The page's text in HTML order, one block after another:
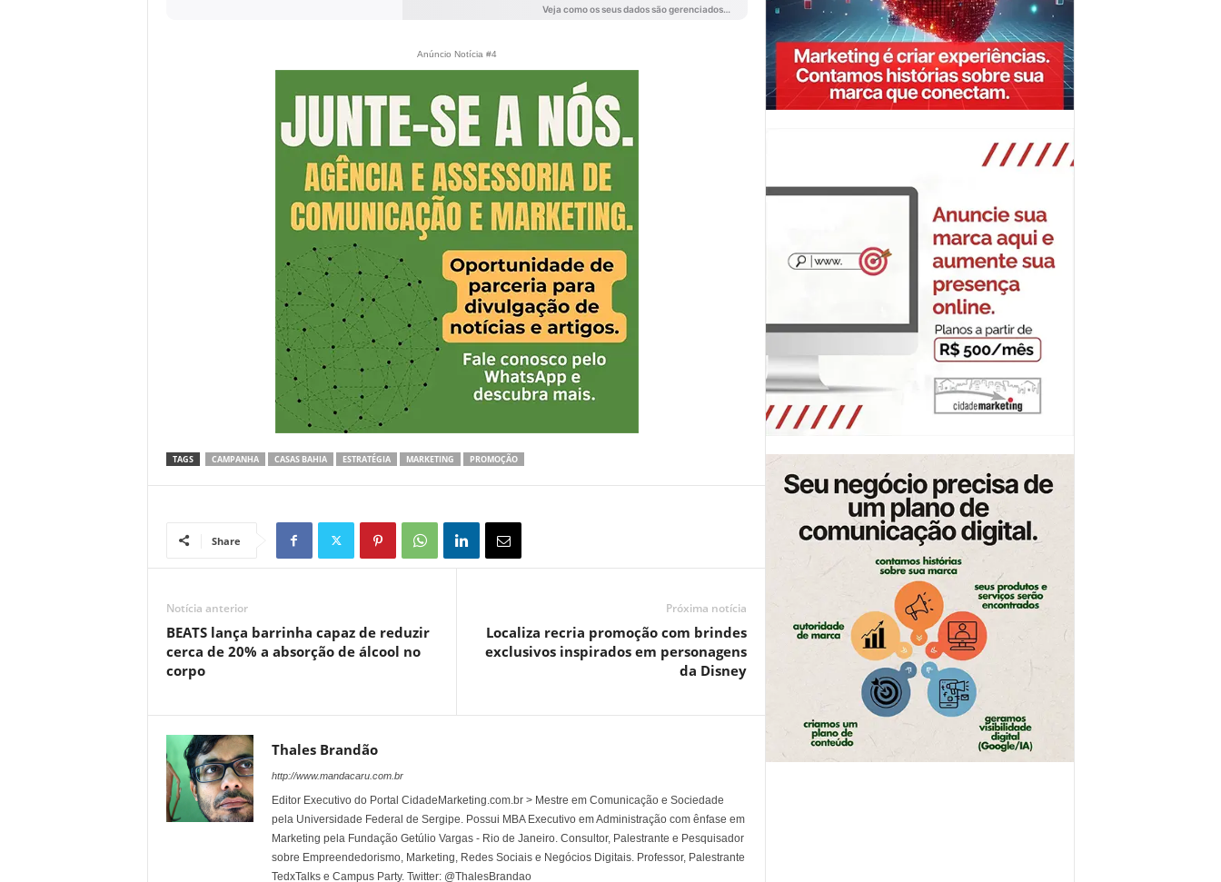
Anúncio Notícia #4
TAGS CAMPANHA CASAS BAHIA ESTRATÉGIA MARKETING PROMOÇÃO
Share
Notícia anterior
BEATS lança barrinha capaz de reduzir
cerca de 20% a absorção de álcool no
corpo
Próxima notícia
Localiza recria promoção com brindes
exclusivos inspirados em personagens
da Disney
Thales Brandão
http://www.mandacaru.com.br
Editor Executivo do Portal CidadeMarketing.com.br > Mestre em Comunicação e Sociedade
pela Universidade Federal de Sergipe. Possui MBA Executivo em Administração com ênfase em
Marketing pela Fundação Getúlio Vargas - Rio de Janeiro. Consultor, Palestrante e Pesquisador
sobre Empreendedorismo, Marketing, Redes Sociais e Negócios Digitais. Professor, Palestrante
TedxTalks e Campus Party. Twitter: @ThalesBrandao